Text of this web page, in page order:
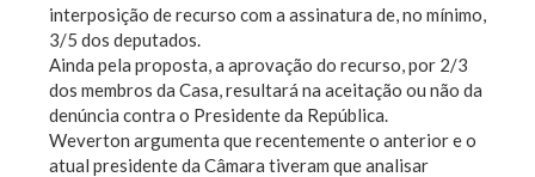
interposição de recurso com a assinatura de, no mínimo,
3/5 dos deputados.
Ainda pela proposta, a aprovação do recurso, por 2/3
dos membros da Casa, resultará na aceitação ou não da
denúncia contra o Presidente da República.
Weverton argumenta que recentemente o anterior e o
atual presidente da Câmara tiveram que analisar